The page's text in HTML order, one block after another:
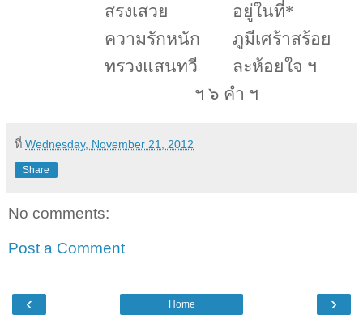
สรงเสวย
อยู่ในที่*
ความรักหนัก
ทรวงแสนทวี
ภูมีเศร้าสร้อย
ละห้อยใจ ฯ
ฯ ๖ คำ ฯ
ที่ Wednesday, November 21, 2012
Share
No comments:
Post a Comment
‹ ›
Home